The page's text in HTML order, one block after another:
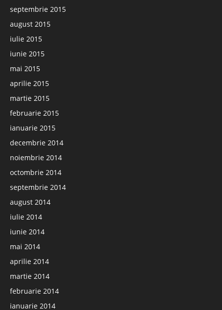
septembrie 2015
august 2015
iulie 2015
iunie 2015
mai 2015
aprilie 2015
martie 2015
februarie 2015
ianuarie 2015
decembrie 2014
noiembrie 2014
octombrie 2014
septembrie 2014
august 2014
iulie 2014
iunie 2014
mai 2014
aprilie 2014
martie 2014
februarie 2014
ianuarie 2014